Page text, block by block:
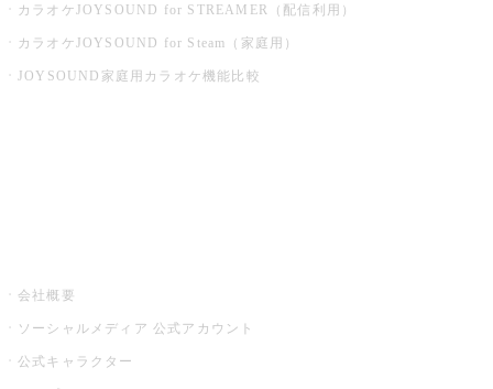
カラオケJOYSOUND for STREAMER（配信利用）
カラオケJOYSOUND for Steam（家庭用）
JOYSOUND家庭用カラオケ機能比較
会社概要
ソーシャルメディア 公式アカウント
公式キャラクター